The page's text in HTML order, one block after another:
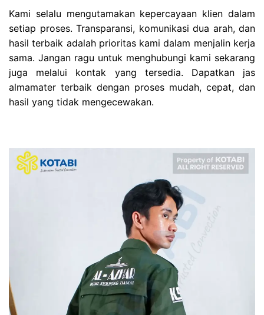
Kami selalu mengutamakan kepercayaan klien dalam
setiap proses. Transparansi, komunikasi dua arah, dan
hasil terbaik adalah prioritas kami dalam menjalin kerja
sama. Jangan ragu untuk menghubungi kami sekarang
juga melalui kontak yang tersedia. Dapatkan jas
almamater terbaik dengan proses mudah, cepat, dan
hasil yang tidak mengecewakan.